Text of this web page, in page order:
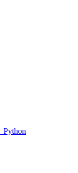
Python